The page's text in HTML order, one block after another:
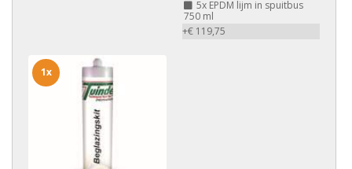
5xEPDM lijm in spuitbus
750 ml
+€ 119,75
1x